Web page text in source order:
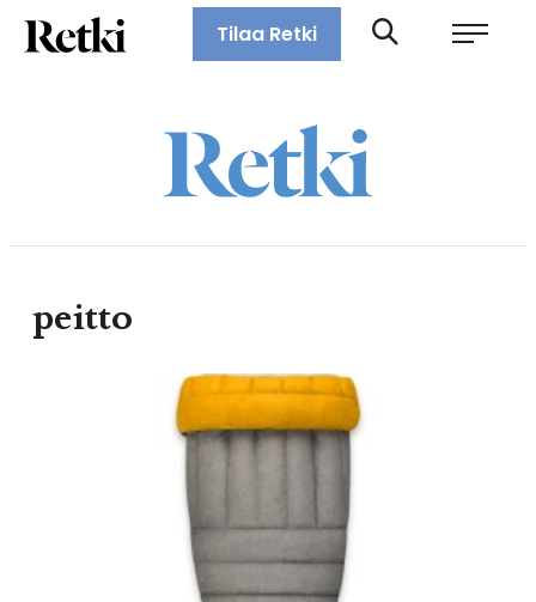
Siirry
suoraan
Retki-lehti
Tilaa Retki
peitto